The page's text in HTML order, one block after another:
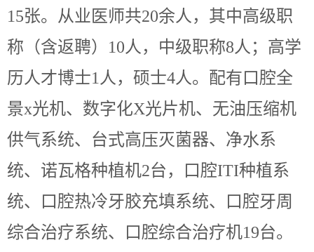
15张。从业医师共20余人，其中高级职
称（含返聘）10人，中级职称8人；高学
历人才博士1人，硕士4人。配有口腔全
景x光机、数字化X光片机、无油压缩机
供气系统、台式高压灭菌器、净水系
统、诺瓦格种植机2台，口腔ITI种植系
统、口腔热冷牙胶充填系统、口腔牙周
综合治疗系统、口腔综合治疗机19台。